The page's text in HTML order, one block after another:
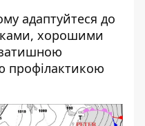
адаптуйтеся до
хорошими
профілактикою